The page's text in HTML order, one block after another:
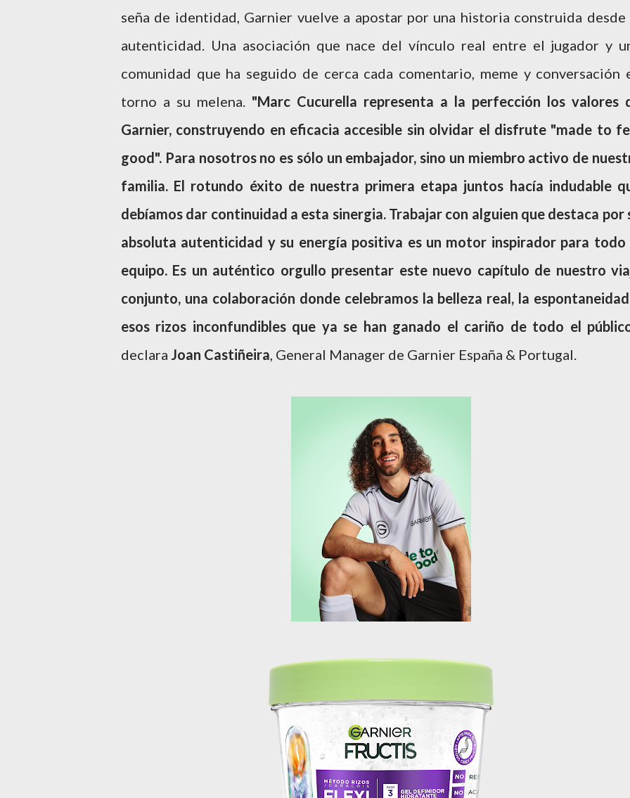
seña de identidad, Garnier vuelve a apostar por una historia construida desde
autenticidad. Una asociación que nace del vínculo real entre el jugador y
comunidad que ha seguido de cerca cada comentario, meme y conversación
torno a su melena. "Marc Cucurella representa a la perfección los valores
Garnier, construyendo en eficacia accesible sin olvidar el disfrute "made to
good". Para nosotros no es sólo un embajador, sino un miembro activo de
familia. El rotundo éxito de nuestra primera etapa juntos hacía indudable
debíamos dar continuidad a esta sinergia. Trabajar con alguien que destaca por
absoluta autenticidad y su energía positiva es un motor inspirador para todo
equipo. Es un auténtico orgullo presentar este nuevo capítulo de nuestro
conjunto, una colaboración donde celebramos la belleza real, la
esos rizos inconfundibles que ya se han ganado el cariño de todo el
declara Joan Castiñeira, General Manager de Garnier España & Portugal.